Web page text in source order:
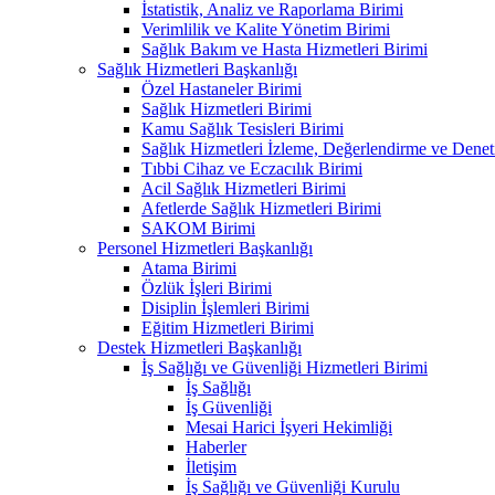
İstatistik, Analiz ve Raporlama Birimi
Verimlilik ve Kalite Yönetim Birimi
Sağlık Bakım ve Hasta Hizmetleri Birimi
Sağlık Hizmetleri Başkanlığı
Özel Hastaneler Birimi
Sağlık Hizmetleri Birimi
Kamu Sağlık Tesisleri Birimi
Sağlık Hizmetleri İzleme, Değerlendirme ve
Tıbbi Cihaz ve Eczacılık Birimi
Acil Sağlık Hizmetleri Birimi
Afetlerde Sağlık Hizmetleri Birimi
SAKOM Birimi
Personel Hizmetleri Başkanlığı
Atama Birimi
Özlük İşleri Birimi
Disiplin İşlemleri Birimi
Eğitim Hizmetleri Birimi
Destek Hizmetleri Başkanlığı
İş Sağlığı ve Güvenliği Hizmetleri Birimi
İş Sağlığı
İş Güvenliği
Mesai Harici İşyeri Hekimliği
Haberler
İletişim
İş Sağlığı ve Güvenliği Kurulu